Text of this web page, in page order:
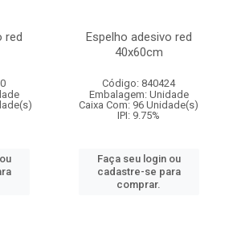
red
Espelho adesivo red
40x60cm
Código: 840424
Embalagem: Unidade
Caixa Com: 96 Unidade(s)
IPI: 9.75%
Faça seu login ou
cadastre-se para
comprar.